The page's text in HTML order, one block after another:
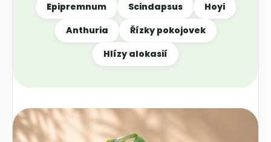
Epipremnum
Scindapsus
Hoyi
Anthuria
Řízky pokojovek
Hlízy alokasií